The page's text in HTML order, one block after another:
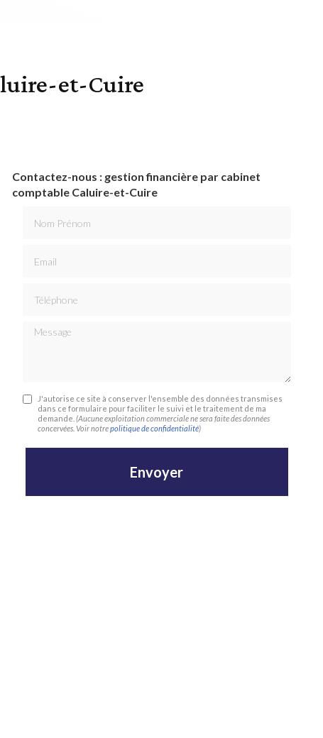
et-Cuire
Contactez-nous : gestion financière par cabinet
comptable Caluire-et-Cuire
Message
J'autorise ce site à conserver l'ensemble des données transmises
dans ce formulaire pour faciliter le suivi et le traitement de ma
demande. (Aucune exploitation commerciale ne sera faite des données
concervées. Voir notrepolitique de confidentialité)